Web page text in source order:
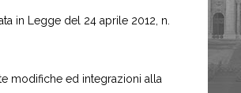
in Legge del 24 aprile 2012, n.
modifiche ed integrazioni alla